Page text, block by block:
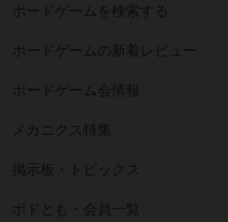
ボードゲームを検索する
ボードゲームの新着レビュー
ボードゲーム会情報
メカニクス特集
掲示板・トピックス
ボドとも・会員一覧